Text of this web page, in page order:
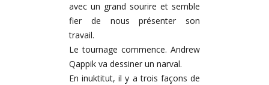
avec un grand sourire et semble
fier de nous présenter son
travail.
Le tournage commence. Andrew
Qappik va dessiner un narval.
En inuktitut, il y a trois façons de